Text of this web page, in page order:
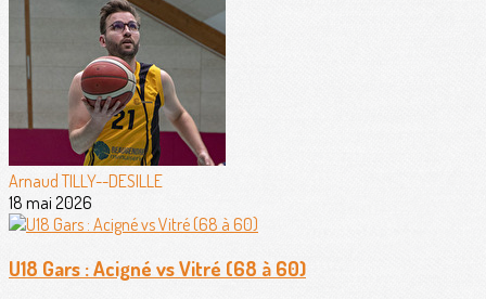
Arnaud TILLY--DESILLE
18 mai 2026
U18 Gars : Acigné vs Vitré (68 à 60)